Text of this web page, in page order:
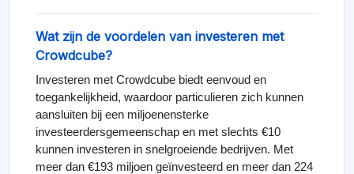
Wat zijn de voordelen van investeren met
Crowdcube?
Investeren met Crowdcube biedt eenvoud en
toegankelijkheid, waardoor particulieren zich kunnen
aansluiten bij een miljoenensterke
investeerdersgemeenschap en met slechts €10
kunnen investeren in snelgroeiende bedrijven. Met
meer dan €193 miljoen geïnvesteerd en meer dan 224